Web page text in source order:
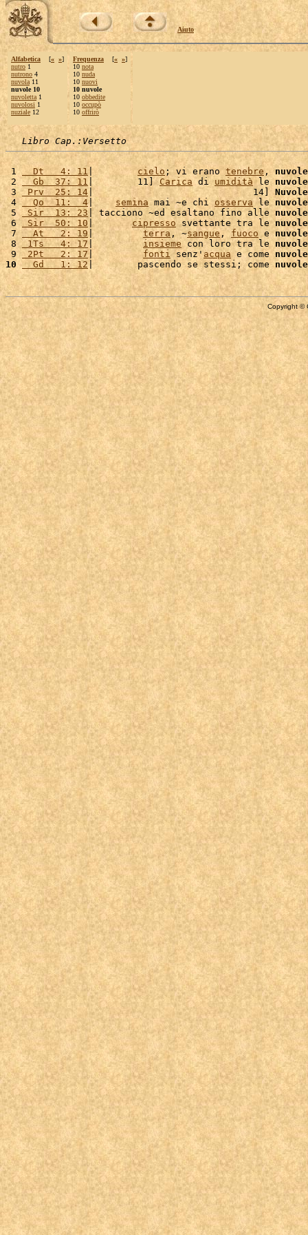
Aiuto
Alfabetica [« »]
nutro 1
nutrono 4
nuvola 11
nuvole 10
nuvoletta 1
nuvolosi 1
nuziale 12
Frequenza [« »]
10 nota
10 nuda
10 nuovi
10 nuvole
10 obbedite
10 occupò
10 offrirò
Libro Cap.:Versetto
1
  Dt   4: 11
| cielo ; vi erano tenebre , nuvole
2
  Gb  37: 11
|        11] Carica di umidità le nuvole
3 Prv  25: 14 |                             14] Nuvole
4
  Qo  11:  4
| semina mai ~e chi osserva le nuvole
5 Sir  13: 23 | tacciono ~ed esaltano fino alle nuvole
6 Sir  50: 10 | cipresso svettante tra le nuvole
7
  At   2: 19
| terra , ~sangue, fuoco e nuvole
8 1Ts   4: 17 | insieme con loro tra le nuvole
9 2Pt   2: 17| fonti senz' acqua e come nuvole
10
  Gd   1: 12
|        pascendo se stessi; come nuvole
Copyright ©